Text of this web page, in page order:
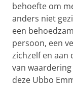
behoefte om
anders niet
een
persoon, een
zichzelf en aan
van
deze Ubbo